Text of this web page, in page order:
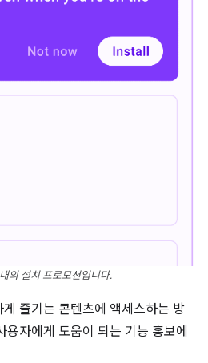
의 설치 프로모션입니다.
즐기는 콘텐츠에 액세스하는 방
자에게 도움이 되는 기능 홍보에